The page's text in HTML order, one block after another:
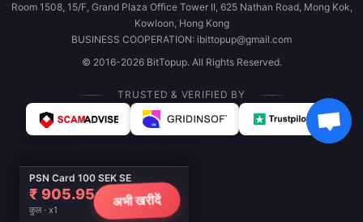
PSN Card 100 SEK SE
₹ 905.95
कुल · x1
अभी खरीदें
Room 1508, 15/F, Grand Plaza Office Tower II, 625 Nathan Road, Mong Kok,
Kowloon, Hong Kong
BUSINESS COOPERATION: ibittopup@gmail.com
© 2016-2026 BitTopup. All Rights Reserved.
TRUSTED & VERIFIED BY